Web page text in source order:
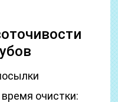
очистки: